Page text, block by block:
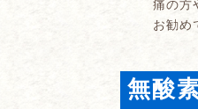
痛の方
お勧め
無酸